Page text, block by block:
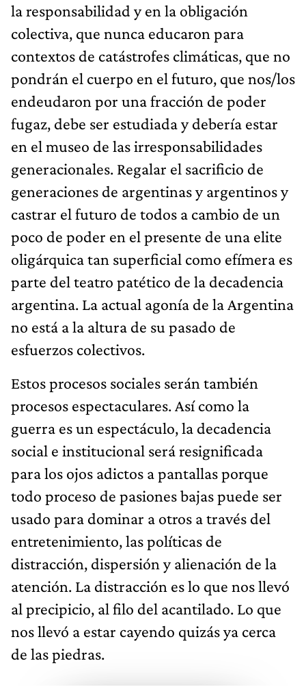
la responsabilidad y en la obligación
colectiva, que nunca educaron para
contextos de catástrofes climáticas, que no
pondrán el cuerpo en el futuro, que nos/los
endeudaron por una fracción de poder
fugaz, debe ser estudiada y debería estar
en el museo de las irresponsabilidades
generacionales. Regalar el sacrificio de
generaciones de argentinas y argentinos y
castrar el futuro de todos a cambio de un
poco de poder en el presente de una elite
oligárquica tan superficial como efímera es
parte del teatro patético de la decadencia
argentina. La actual agonía de la Argentina
no está a la altura de su pasado de
esfuerzos colectivos.
Estos procesos sociales serán también
procesos espectaculares. Así como la
guerra es un espectáculo, la decadencia
social e institucional será resignificada
para los ojos adictos a pantallas porque
todo proceso de pasiones bajas puede ser
usado para dominar a otros a través del
entretenimiento, las políticas de
distracción, dispersión y alienación de la
atención. La distracción es lo que nos llevó
al precipicio, al filo del acantilado. Lo que
nos llevó a estar cayendo quizás ya cerca
de las piedras.